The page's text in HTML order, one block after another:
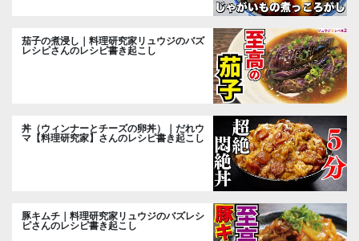
茄子の煮浸し｜料理研究家リュウジのバズ
レシピさんのレシピ書き起こし
丼（ウィンナーとチーズの卵丼）｜だれウ
マ【料理研究家】さんのレシピ書き起こし
豚キムチ｜料理研究家リュウジのバズレシ
ピさんのレシピ書き起こし